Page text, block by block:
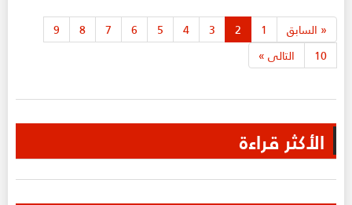
« السابق 1
2
3
4
5
6
7
8
9
10
التالى»
الأكثر قراءة